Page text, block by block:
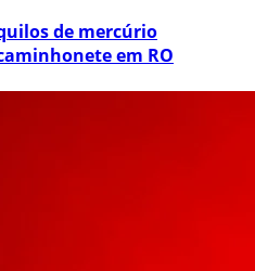
de mercúrio
em RO